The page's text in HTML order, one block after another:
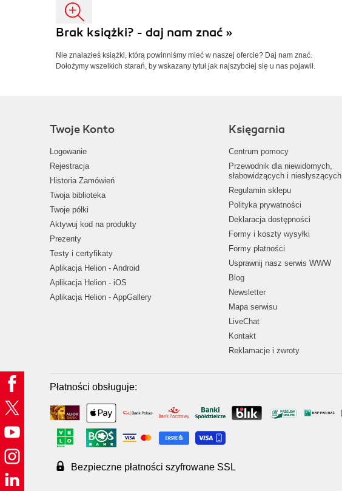
Brak książki? - daj nam znać »
Nie znalazłeś książki, którą powinniśmy mieć w naszej ofercie? Daj nam znać.
Dołożymy wszelkich starań, by wskazany tytuł jak najszybciej się u nas pojawił.
Twoje Konto
Logowanie
Rejestracja
Historia Zamówień
Twoja biblioteka
Twoje półki
Aktywuj kod na produkty
Prezenty
Testy i certyfikaty
Aplikacja Helion - Android
Aplikacja Helion - iOS
Aplikacja Helion - AppGallery
Księgarnia
Centrum pomocy
Przewodnik dla niewidomych,
słabowidzących i niesłyszących
Regulamin sklepu
Polityka prywatności
Deklaracja dostępności
Formy i koszty wysyłki
Formy płatności
Usprawnij nasz serwis WWW
Blog
Newsletter
Mapa serwisu
LiveChat
Kontakt
Reklamacje i zwroty
Płatności obsługuje:
Bezpieczne płatności szyfrowane SSL